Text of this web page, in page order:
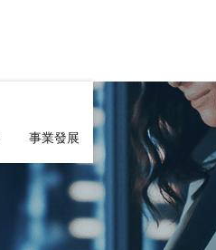
事業發展